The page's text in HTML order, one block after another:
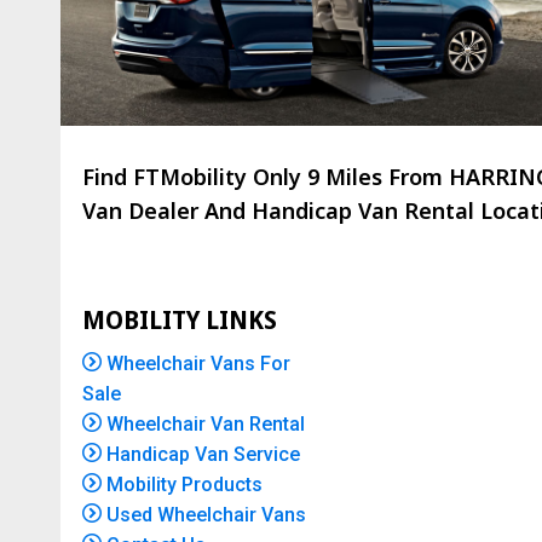
Find FTMobility Only 9 Miles From
Van Dealer And Handicap Van Rental
MOBILITY LINKS
Wheelchair Vans For
Sale
Wheelchair Van Rental
Handicap Van Service
Mobility Products
Used Wheelchair Vans